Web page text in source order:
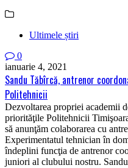
Ultimele știri
0
ianuarie 4, 2021
Sandu Tăbîrcă, antrenor
Politehnicii
Dezvoltarea propriei academii
priorităţile Politehnicii
să anunţăm colaborarea cu
Experimentatul tehnician în
îndeplini funcţia de antrenor
juniori al clubului nostru.